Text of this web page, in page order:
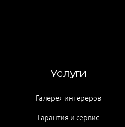
Услуги
Галерея интереров
Гарантия и сервис